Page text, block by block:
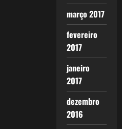
março 2017
fevereiro
2017
janeiro
2017
dezembro
2016